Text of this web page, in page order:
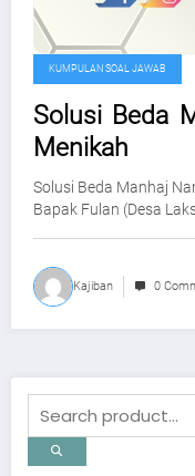
KUMPULAN SOAL JAWAB
Solusi Beda
Menikah
Solusi Beda Manhaj
Bapak Fulan (Desa
Kajiban 0